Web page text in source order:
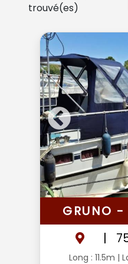
trouvé(es)
GRUNO -
|
Long : 11.5m |